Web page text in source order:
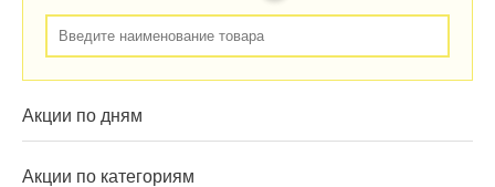
Акции по дням
Акции по категориям